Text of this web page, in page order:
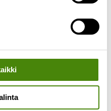
Ylivieskan
1.9.